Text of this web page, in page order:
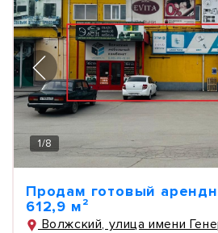
1/8
Продам готовый
612,9 м²
Волжский, улица имени